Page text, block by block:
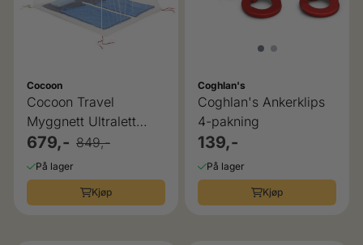
Cocoon
Cocoon Travel
Myggnett Ultralett
Box-Double White
200x200 cm
679,- 849,-
På lager
Kjøp
Coghlan's
Coghlan's Ankerklips
4-pakning
139,-
På lager
Kjøp